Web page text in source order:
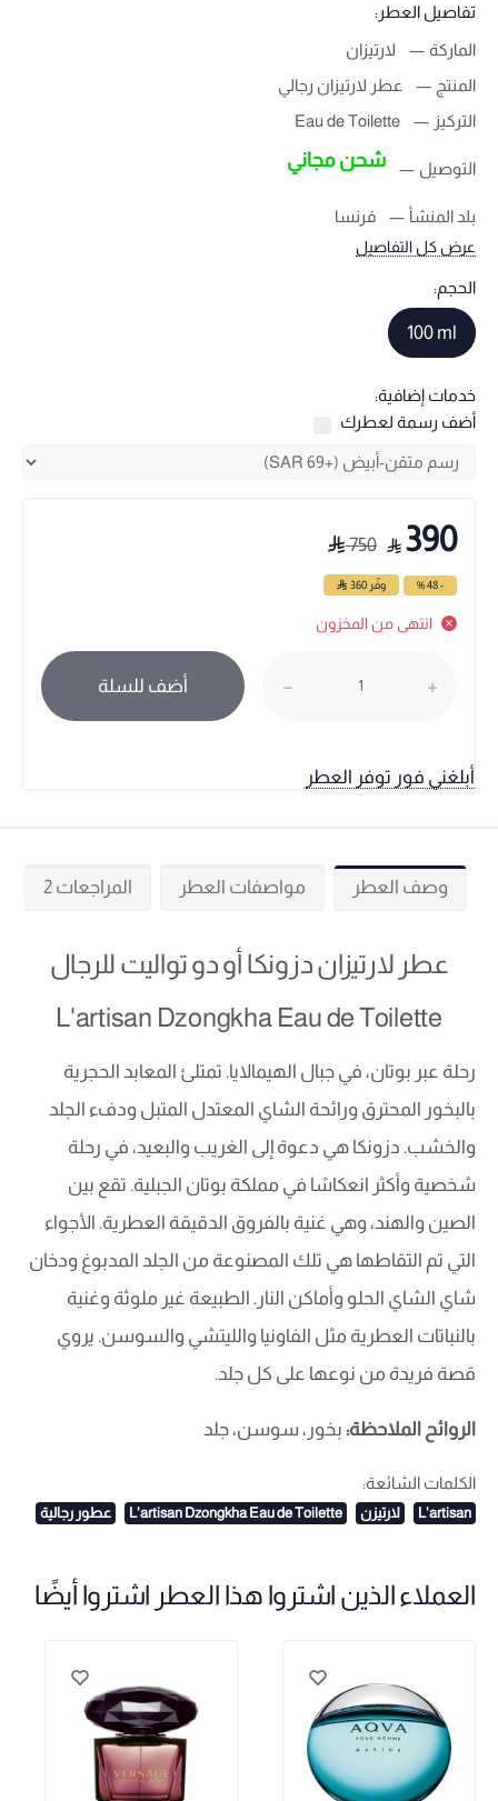
تفاصيل العطر:
الماركة
لارتيزان
المنتج
عطر لارتيزان رجالي
التركيز
Eau de Toilette
التوصيل شحن مجاني
بلد المنشأ فرنسا
عرض كل التفاصيل
الحجم:
100 ml
خدمات إضافية:
أضف رسمة لعطرك
390
750
- 48 % وفّر 360
انتهى من المخزون
أضف للسلة
أبلغني فور توفر العطر
وصف العطر مواصفات العطر المراجعات 2
عطر لارتيزان دزونكا أو دو تواليت للرجال
L'artisan Dzongkha Eau de Toilette
رحلة عبر بوتان، في جبال الهيمالايا. تمتلئ المعابد الحجرية
بالبخور المحترق ورائحة الشاي المعتدل المتبل ودفء الجلد
والخشب. دزونكا هي دعوة إلى الغريب والبعيد، في رحلة
شخصية وأكثر انعكاسًا في مملكة بوتان الجبلية. تقع بين
الصين والهند، وهي غنية بالفروق الدقيقة العطرية. الأجواء
التي تم التقاطها هي تلك المصنوعة من الجلد المدبوغ ودخان
شاي الشاي الحلو وأماكن النار. الطبيعة غير ملوثة وغنية
بالنباتات العطرية مثل الفاونيا والليتشي والسوسن. يروي
قصة فريدة من نوعها على كل جلد.
الروائح الملاحظة: بخور، سوسن، جلد
الكلمات الشائعة:
L'artisan لارتيزن L'artisan Dzongkha Eau de Toilette عطور رجالية
العملاء الذين اشتروا هذا العطر اشتروا أيضًا